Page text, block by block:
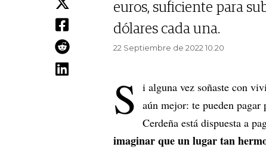
euros, suficiente para
dólares cada una.
22 Septiembre de 2022 10.20
S i alguna vez soñaste con
aún mejor: te pueden
Cerdeña está dispuesta a
imaginar que un lugar tan